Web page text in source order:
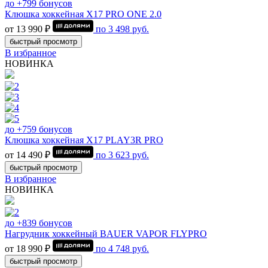
до +799 бонусов
Клюшка хоккейная Х17 PRO ONE 2.0
от 13 990 ₽
по 3 498 руб.
быстрый просмотр
В избранное
НОВИНКА
до +759 бонусов
Клюшка хоккейная Х17 PLAY3R PRO
от 14 490 ₽
по 3 623 руб.
быстрый просмотр
В избранное
НОВИНКА
до +839 бонусов
Нагрудник хоккейный BAUER VAPOR FLYPRO
от 18 990 ₽
по 4 748 руб.
быстрый просмотр